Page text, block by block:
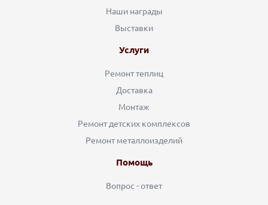
Наши награды
Выставки
Услуги
Ремонт теплиц
Доставка
Монтаж
Ремонт детских комплексов
Ремонт металлоизделий
Помощь
Вопрос - ответ